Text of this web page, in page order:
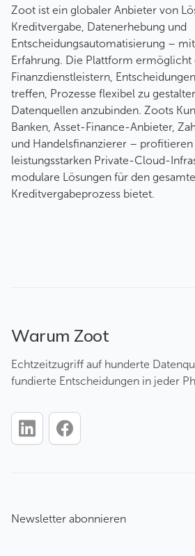
Zoot ist ein globaler Anbieter von
Kreditvergabe, Datenerhebung und
Entscheidungsautomatisierung –
Erfahrung. Die Plattform ermöglicht
Finanzdienstleistern,
treffen, Prozesse flexibel zu
Datenquellen anzubinden. Zoots
Banken, Asset-Finance-Anbieter,
und Handelsfinanzierer – profitieren
leistungsstarken Private-Cloud-
modulare Lösungen für den
Kreditvergabeprozess bietet.
Warum Zoot
Echtzeitzugriff auf hunderte
fundierte Entscheidungen in jeder
Newsletter abonnieren